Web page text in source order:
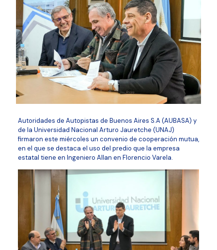
Autoridades de Autopistas de Buenos Aires S.A (AUBASA) y
de la Universidad Nacional Arturo Jauretche (UNAJ)
firmaron este miércoles un convenio de cooperación mutua,
en el que se destaca el uso del predio que la empresa
estatal tiene en Ingeniero Allan en Florencio Varela.